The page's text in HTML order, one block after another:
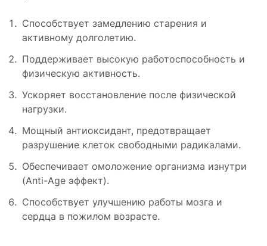
Способствует замедлению старения и
активному долголетию.
Поддерживает высокую работоспособность и
физическую активность.
Ускоряет восстановление после физической
нагрузки.
Мощный антиоксидант, предотвращает
разрушение клеток свободными радикалами.
Обеспечивает омоложение организма изнутри
(Anti-Age эффект).
Способствует улучшению работы мозга и
сердца в пожилом возрасте.